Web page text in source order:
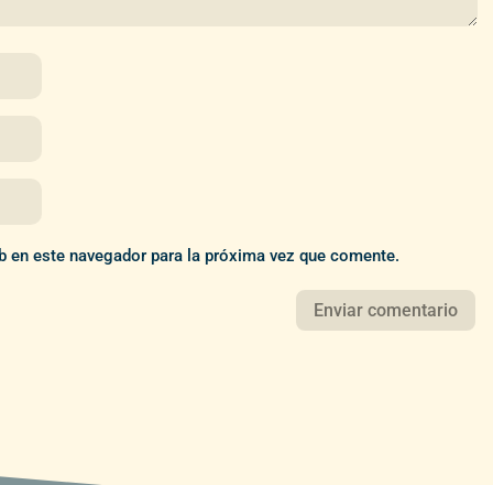
este navegador para la próxima vez que comente.